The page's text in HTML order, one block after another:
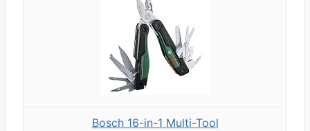
Bosch 16-in-1 Multi-Tool